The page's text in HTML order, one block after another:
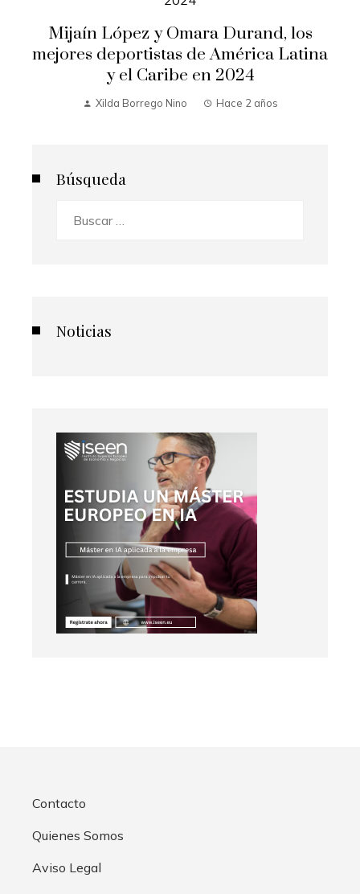
Mijaín López y Omara Durand, los
mejores deportistas de América Latina
y el Caribe en 2024
Xilda Borrego Nino Hace 2 años
Búsqueda
Noticias
Contacto
Quienes Somos
Aviso Legal